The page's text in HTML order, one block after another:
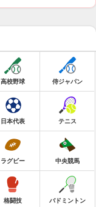
高校野球 侍ジャパン
日本代表 テニス
ラグビー 中央競馬
格闘技 バドミントン